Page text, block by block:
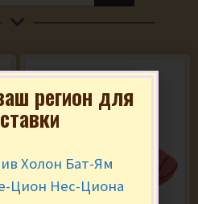
регион для
Холон Бат-Ям
Цион Нес-Циона